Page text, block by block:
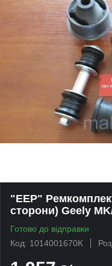
"EEP"
сторони) Geely
Готово до відправки
Код: 1014001670K